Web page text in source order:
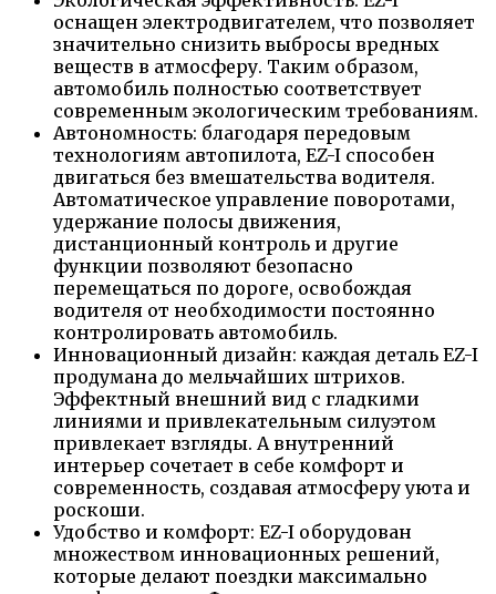
оснащен электродвигателем, что позволяет
значительно снизить выбросы вредных
веществ в атмосферу. Таким образом,
автомобиль полностью соответствует
современным экологическим требованиям.
Автономность: благодаря передовым
технологиям автопилота, EZ-I способен
двигаться без вмешательства водителя.
Автоматическое управление поворотами,
удержание полосы движения,
дистанционный контроль и другие
функции позволяют безопасно
перемещаться по дороге, освобождая
водителя от необходимости постоянно
контролировать автомобиль.
Инновационный дизайн: каждая деталь EZ-I
продумана до мельчайших штрихов.
Эффектный внешний вид с гладкими
линиями и привлекательным силуэтом
привлекает взгляды. А внутренний
интерьер сочетает в себе комфорт и
современность, создавая атмосферу уюта и
роскоши.
Удобство и комфорт: EZ-I оборудован
множеством инновационных решений,
которые делают поездки максимально